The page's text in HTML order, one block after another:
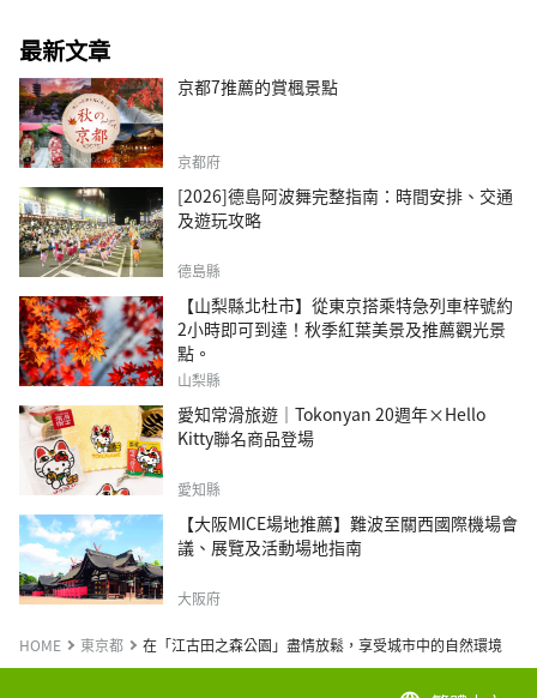
最新文章
京都7推薦的賞楓景點
京都府
[2026]德島阿波舞完整指南：時間安排、交通
及遊玩攻略
德島縣
【山梨縣北杜市】從東京搭乘特急列車梓號約
2小時即可到達！秋季紅葉美景及推薦觀光景
點。
山梨縣
愛知常滑旅遊｜Tokonyan 20週年×Hello
Kitty聯名商品登場
愛知縣
【大阪MICE場地推薦】難波至關西國際機場會
議、展覽及活動場地指南
大阪府
HOME 東京都 在「江古田之森公園」盡情放鬆，享受城市中的自然環境